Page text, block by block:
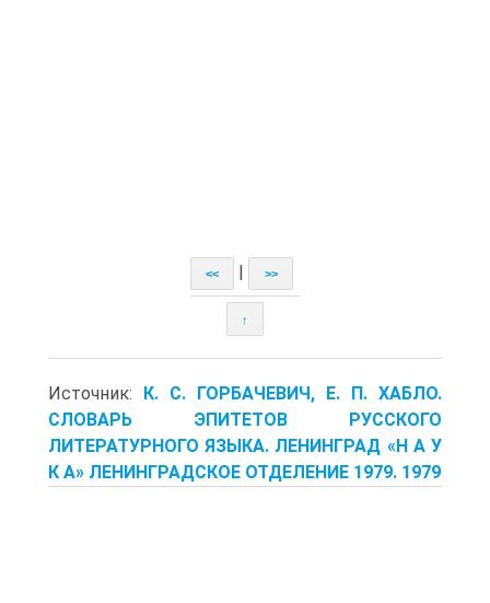
<< >>
↑
Источник: К. С. ГОРБАЧЕВИЧ, Е. П. ХАБЛО.
СЛОВАРЬ ЭПИТЕТОВ РУССКОГО
ЛИТЕРАТУРНОГО ЯЗЫКА. ЛЕНИНГРАД «Н А У
К А» ЛЕНИНГРАДСКОЕ ОТДЕЛЕНИЕ 1979. 1979